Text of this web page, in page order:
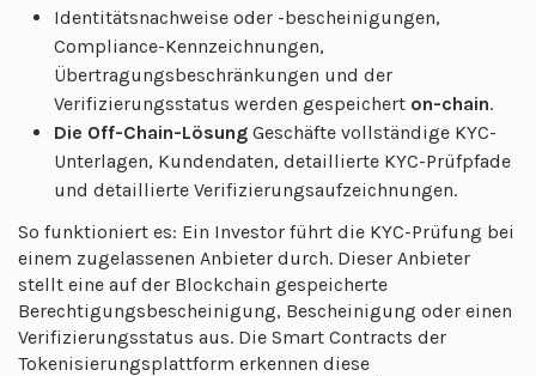
Identitätsnachweise oder -bescheinigungen,
Compliance-Kennzeichnungen,
Übertragungsbeschränkungen und der
Verifizierungsstatus werden gespeichert on-chain.
Die Off-Chain-Lösung Geschäfte vollständige KYC-
Unterlagen, Kundendaten, detaillierte KYC-Prüfpfade
und detaillierte Verifizierungsaufzeichnungen.
So funktioniert es: Ein Investor führt die KYC-Prüfung bei
einem zugelassenen Anbieter durch. Dieser Anbieter
stellt eine auf der Blockchain gespeicherte
Berechtigungsbescheinigung, Bescheinigung oder einen
Verifizierungsstatus aus. Die Smart Contracts der
Tokenisierungsplattform erkennen diese